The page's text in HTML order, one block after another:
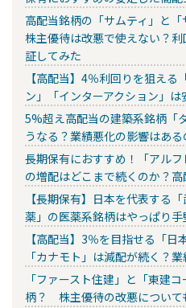
高配当銘柄の「サムティ」と
株主優待は改悪で使えない？
証してみた
【高配当】4％利回りを狙え
ン」「インターアクション」
5%超え高配当の建築系銘柄「
うなる？業績悪化の影響はある
長期保有におすすめ！「アルフ
の増配はどこまで続くのか？
【長期保有】日本を代表する
薬」の医薬系銘柄はやっぱり手
【高配当】3％を目指せる「
「カナモト」は減配が続く？
「ファースト住建」と「東建
柄？ 株主優待の改悪について